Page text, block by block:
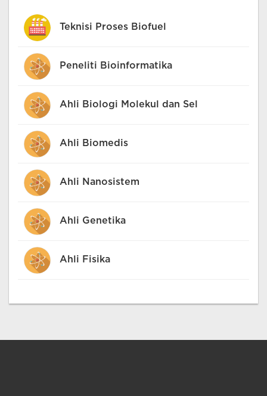
Teknisi Proses Biofuel
Peneliti Bioinformatika
Ahli Biologi Molekul dan Sel
Ahli Biomedis
Ahli Nanosistem
Ahli Genetika
Ahli Fisika